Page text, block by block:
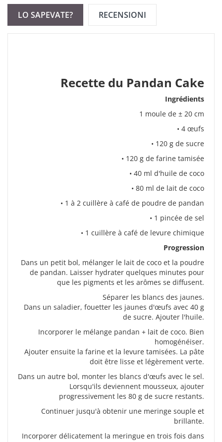
LO SAPEVATE? RECENSIONI
Recette du Pandan Cake
Ingrédients
1 moule de ± 20 cm
• 4 œufs
• 120 g de sucre
• 120 g de farine tamisée
• 40 ml d'huile de coco
• 80 ml de lait de coco
• 1 à 2 cuillère à café de poudre de pandan
• 1 pincée de sel
• 1 cuillère à café de levure chimique
Progression
Dans un petit bol, mélanger le lait de coco et la poudre
de pandan. Laisser hydrater quelques minutes pour
que les pigments et les arômes se diffusent.
Séparer les blancs des jaunes.
Dans un saladier, fouetter les jaunes d'œufs avec 40 g
de sucre. Ajouter l'huile.
Incorporer le mélange pandan + lait de coco. Bien
homogénéiser.
Ajouter ensuite la farine et la levure tamisées. La pâte
doit être lisse et légèrement verte.
Dans un autre bol, monter les blancs d'œufs avec le sel.
Lorsqu'ils deviennent mousseux, ajouter
progressivement les 80 g de sucre restants.
Continuer jusqu'à obtenir une meringe souple et
brillante.
Incorporer délicatement la meringue en trois fois dans